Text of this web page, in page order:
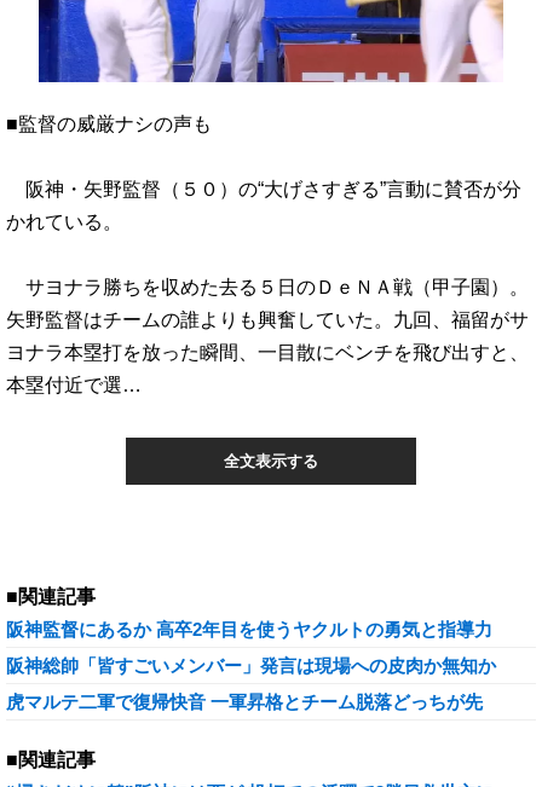
■監督の威厳ナシの声も
阪神・矢野監督（５０）の“大げさすぎる”言動に賛否が分
かれている。
サヨナラ勝ちを収めた去る５日のＤｅＮＡ戦（甲子園）。
矢野監督はチームの誰よりも興奮していた。九回、福留がサ
ヨナラ本塁打を放った瞬間、一目散にベンチを飛び出すと、
本塁付近で選…
全文表示する
■関連記事
阪神監督にあるか 高卒2年目を使うヤクルトの勇気と指導力
阪神総帥「皆すごいメンバー」発言は現場への皮肉か無知か
虎マルテ二軍で復帰快音 一軍昇格とチーム脱落どっちが先
■関連記事